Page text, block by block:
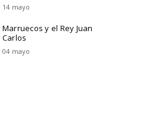
14 mayo
Marruecos y el Rey Juan
Carlos
04 mayo